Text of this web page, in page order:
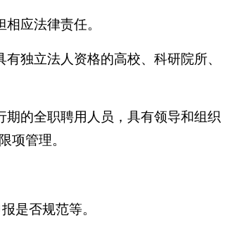
应法律责任。
独立法人资格的高校、科研院所、
的全职聘用人员，具有领导和组织
项管理。
是否规范等。